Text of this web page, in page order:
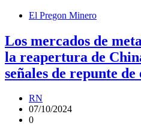
El Pregon Minero
Los mercados de
la reapertura de
señales de repunte
RN
07/10/2024
0